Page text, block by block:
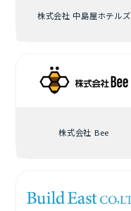
株式会社 中島屋ホテルズ
株式会社 Bee